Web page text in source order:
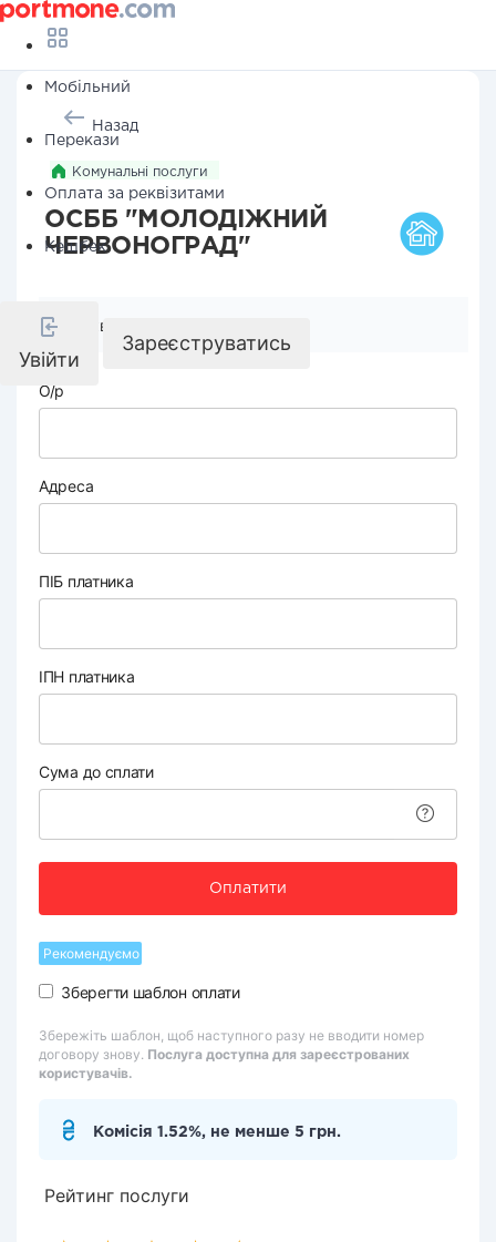
Мобільний
Перекази
Оплата за реквізитами
Кешбек
Увійти
Зареєструватись
Назад
Комунальні послуги
ОСББ "МОЛОДІЖНИЙ
ЧЕРВОНОГРАД"
Реквізити компанії
О/р
Адреса
ПІБ платника
ІПН платника
Сума до сплати
Оплатити
Рекомендуємо
Зберегти шаблон оплати
Збережіть шаблон, щоб наступного разу не вводити номер
договору знову. Послуга доступна для зареєстрованих
користувачів.
Комісія 1.52%, не менше 5 грн.
Рейтинг послуги